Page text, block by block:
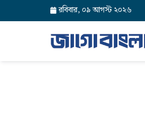
রবিবার, ০৯ আগস্ট ২০২৬